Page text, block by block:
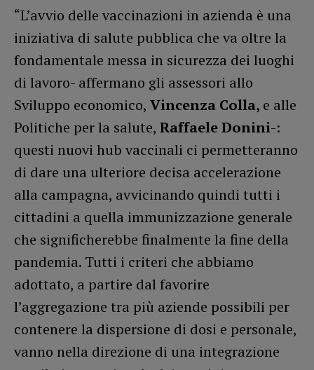
“L’avvio delle vaccinazioni in azienda è una
iniziativa di salute pubblica che va oltre la
fondamentale messa in sicurezza dei luoghi
di lavoro- affermano gli assessori allo
Sviluppo economico, Vincenza Colla, e alle
Politiche per la salute, Raffaele Donini-:
questi nuovi hub vaccinali ci permetteranno
di dare una ulteriore decisa accelerazione
alla campagna, avvicinando quindi tutti i
cittadini a quella immunizzazione generale
che significherebbe finalmente la fine della
pandemia. Tutti i criteri che abbiamo
adottato, a partire dal favorire
l’aggregazione tra più aziende possibili per
contenere la dispersione di dosi e personale,
vanno nella direzione di una integrazione